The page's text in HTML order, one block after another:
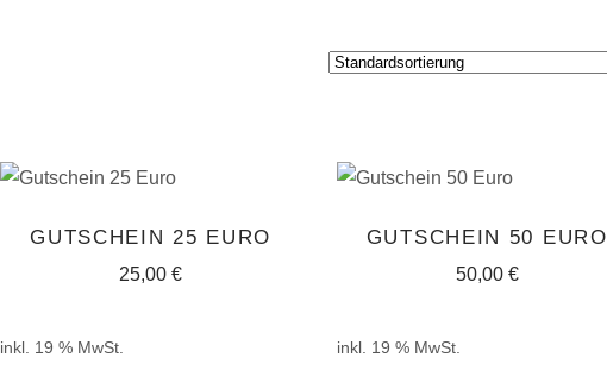
WARENKORB
GUTSCHEIN 25 EURO
25,00€
inkl. 19 % MwSt.
WARENKORB
GUTSCHEIN 50 EURO
50,00 €
inkl. 19 % MwSt.